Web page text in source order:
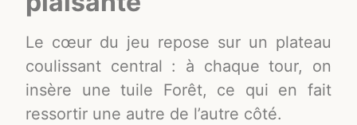
Le cœur du jeu repose sur un plateau
coulissant central : à chaque tour, on
insère une tuile Forêt, ce qui en fait
ressortir une autre de l’autre côté.